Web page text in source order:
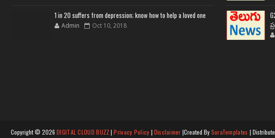
1 in 20 suffers from depression; know how to help a loved one
Admin Oct 10, 2018
Copyright © 2026 DIGITAL CLOUD BUZZ|Privacy Policy | Disclaimer |Created BySoraTemplates |